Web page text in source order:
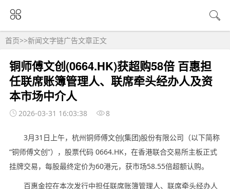
首页>>新闻文字链广告文章正文
铜师傅文创(0664.HK)获超购58倍 百惠担
任联席账簿管理人、联席牵头经办人及资
本市场中介人
2026-03-31 16:03:38 8
3月31日上午，杭州铜师傅文创(集团)股份有限公司（以下简称
“铜师傅文创”），股票代码 0664.HK，在香港联合交易所主板正式
挂牌交易，每股最终定价为60港元，获市场58.55倍超额认购。
百惠金控在本次发行中担任联席账簿管理人、联席牵头经办人